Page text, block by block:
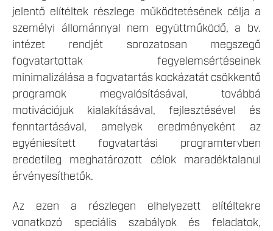
jelentő elítéltek részlege működtetésének célja a
személyi állománnyal nem együttműködő, a bv.
intézet rendjét sorozatosan megszegő
fogvatartottak fegyelemsértéseinek
minimalizálása a fogvatartás kockázatát csökkentő
programok megvalósításával, továbbá
motivációjuk kialakításával, fejlesztésével és
fenntartásával, amelyek eredményeként az
egyéniesített fogvatartási programtervben
eredetileg meghatározott célok maradéktalanul
érvényesíthetők.
Az ezen a részlegen elhelyezett elítéltekre
vonatkozó speciális szabályok és feladatok,